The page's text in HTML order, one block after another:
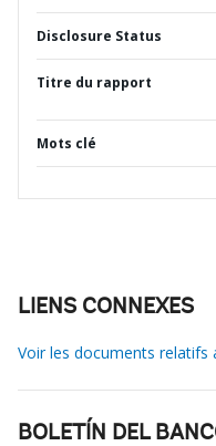
Disclosure Status
Titre du rapport
Mots clé
LIENS CONNEXES
Voir les documents relatifs
BOLETÍN DEL